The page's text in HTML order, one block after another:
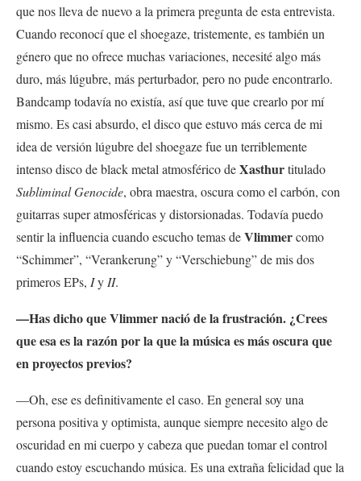
que nos lleva de nuevo a la primera pregunta de esta entrevista.
Cuando reconocí que el shoegaze, tristemente, es también un
género que no ofrece muchas variaciones, necesité algo más
duro, más lúgubre, más perturbador, pero no pude encontrarlo.
Bandcamp todavía no existía, así que tuve que crearlo por mí
mismo. Es casi absurdo, el disco que estuvo más cerca de mi
idea de versión lúgubre del shoegaze fue un terriblemente
intenso disco de black metal atmosférico deXasthurtitulado
Subliminal Genocide, obra maestra, oscura como el carbón, con
guitarras super atmosféricas y distorsionadas. Todavía puedo
sentir la influencia cuando escucho temas deVlimmercomo
“Schimmer”, “Verankerung” y “Verschiebung” de mis dos
primeros EPs, Iy II.
—Has dicho que Vlimmer nació de la frustración. ¿Crees
que esa es la razón por la que la música es más oscura que
en proyectos previos?
—Oh, ese es definitivamente el caso. En general soy una
persona positiva y optimista, aunque siempre necesito algo de
oscuridad en mi cuerpo y cabeza que puedan tomar el control
cuando estoy escuchando música. Es una extraña felicidad que la